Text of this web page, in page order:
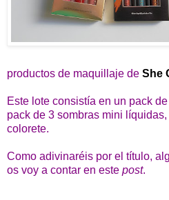
productos de maquillaje de She
Este lote consistía en un pack
pack de 3 sombras mini
colorete.
Como adivinaréis por el título,
os voy a contar en este post.